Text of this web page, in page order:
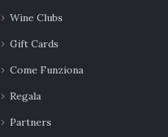
Wine Clubs
Gift Cards
Come Funziona
Regala
Partners